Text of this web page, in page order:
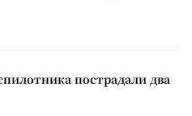
пострадали два